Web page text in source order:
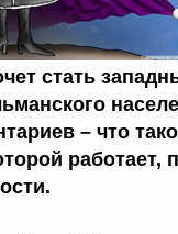
стать
– что
работает,